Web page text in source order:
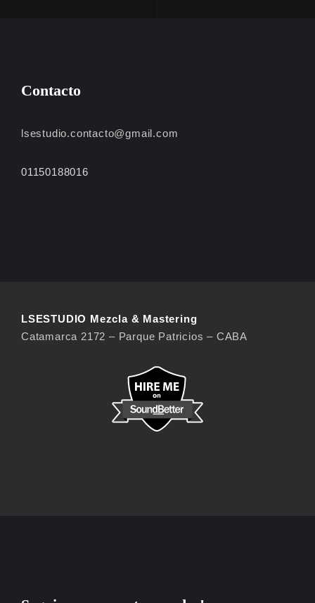
Contacto
lsestudio.contacto@gmail.com
01150188016
LSESTUDIO Mezcla & Mastering
Catamarca 2172 – Parque Patricios – CABA